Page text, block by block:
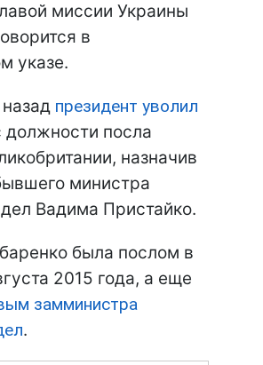
миссии Украины
в
указе.
президент уволил
должности посла
назначив
министра
Вадима Пристайко.
была послом в
2015 года, а еще
замминистра
.